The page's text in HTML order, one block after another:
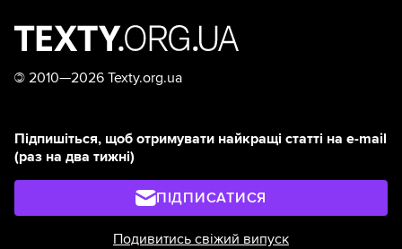
© 2010—2026 Texty.org.ua
Підпишіться, щоб отримувати найкращі статті на e-mail
(раз на два тижні)
ПІДПИСАТИСЯ
Подивитись свіжий випуск